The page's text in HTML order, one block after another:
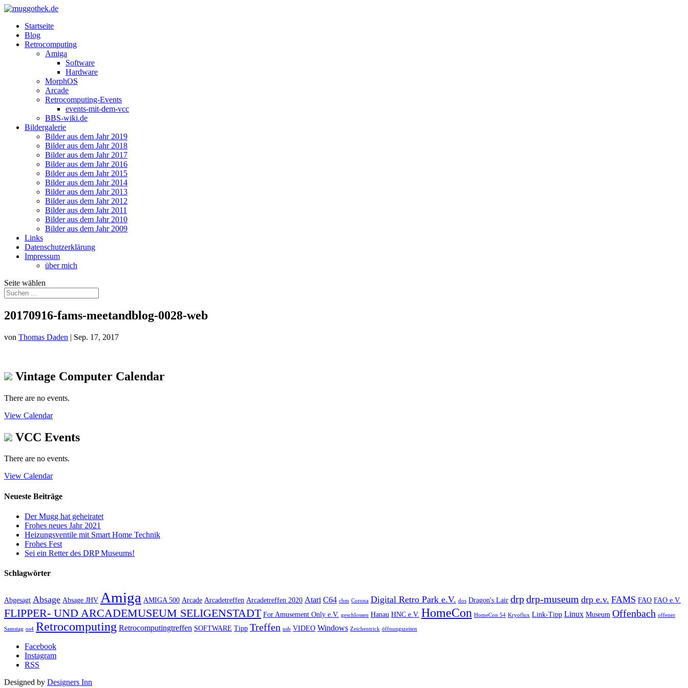
Startseite
Blog
Retrocomputing
Amiga
Software
Hardware
MorphOS
Arcade
Retrocomputing-Events
events-mit-dem-vcc
BBS-wiki.de
Bildergalerie
Bilder aus dem Jahr 2019
Bilder aus dem Jahr 2018
Bilder aus dem Jahr 2017
Bilder aus dem Jahr 2016
Bilder aus dem Jahr 2015
Bilder aus dem Jahr 2014
Bilder aus dem Jahr 2013
Bilder aus dem Jahr 2012
Bilder aus dem Jahr 2011
Bilder aus dem Jahr 2010
Bilder aus dem Jahr 2009
Links
Datenschutzerklärung
Impressum
über mich
Seite wählen
20170916-fams-meetandblog-0028-web
von Thomas Daden | Sep. 17, 2017
Vintage Computer Calendar
There are no events.
View Calendar
VCC Events
There are no events.
View Calendar
Neueste Beiträge
Der Mugg hat geheiratet
Frohes neues Jahr 2021
Heizungsventile mit Smart Home Technik
Frohes Fest
Sei ein Retter des DRP Museums!
Schlagwörter
Abgesagt Absage Absage JHV Amiga AMIGA 500 Arcade Arcadetreffen Arcadetreffen 2020 Atari C64 cbm Corona Digital Retro Park e.V. dos Dragon's Lair drpdrp-museum drp e.v. FAMS FAO FAO e.V.
FLIPPER- UND ARCADEMUSEUM SELIGENSTADT For Amusement Only e.V. geschlossen Hanau HNC e.V. HomeCon HomeCon 54 Kryoflux Link-Tipp Linux Museum Offenbach offener
Samstag os4 Retrocomputing Retrocomputingtreffen SOFTWARE Tipp Treffen usb VIDEO Windows Zeichentrick öffnungszeiten
Facebook
Instagram
RSS
Designed by Designers Inn